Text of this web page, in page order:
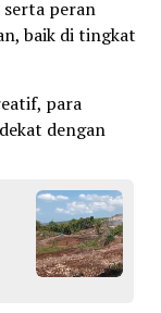
serta peran
baik di tingkat
para
dengan